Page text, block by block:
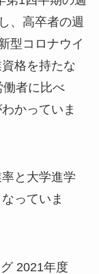
、高卒者の週
型コロナウイ
格を持たな
者に比べ
かっていま
と大学進学
っていま